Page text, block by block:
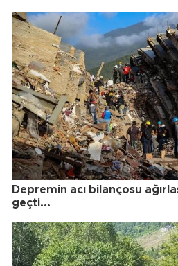
Depremin acı bilançosu
geçti...